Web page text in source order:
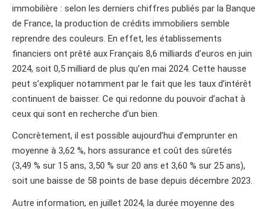
immobilière : selon les derniers chiffres publiés par la Banque
de France, la production de crédits immobiliers semble
reprendre des couleurs. En effet, les établissements
financiers ont prêté aux Français 8,6 milliards d’euros en juin
2024, soit 0,5 milliard de plus qu’en mai 2024. Cette hausse
peut s’expliquer notamment par le fait que les taux d’intérêt
continuent de baisser. Ce qui redonne du pouvoir d’achat à
ceux qui sont en recherche d’un bien.
Concrètement, il est possible aujourd’hui d’emprunter en
moyenne à 3,62 %, hors assurance et coût des sûretés
(3,49 % sur 15 ans, 3,50 % sur 20 ans et 3,60 % sur 25 ans),
soit une baisse de 58 points de base depuis décembre 2023.
Autre information, en juillet 2024, la durée moyenne des